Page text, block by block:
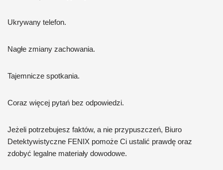
Ukrywany telefon.
Nagłe zmiany zachowania.
Tajemnicze spotkania.
Coraz więcej pytań bez odpowiedzi.
Jeżeli potrzebujesz faktów, a nie przypuszczeń, Biuro
Detektywistyczne FENIX pomoże Ci ustalić prawdę oraz
zdobyć legalne materiały dowodowe.